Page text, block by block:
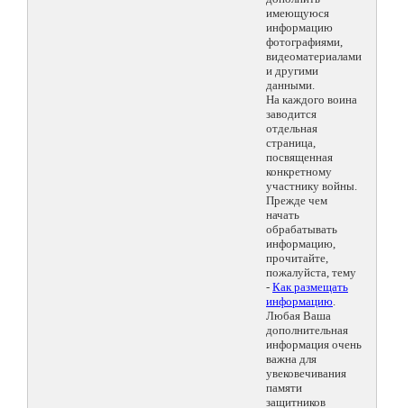
имеющуюся
информацию
фотографиями,
видеоматериалами
и другими
данными.
На каждого воина
заводится
отдельная
страница,
посвященная
конкретному
участнику войны.
Прежде чем
начать
обрабатывать
информацию,
прочитайте,
пожалуйста, тему
- Как размещать
информацию.
Любая Ваша
дополнительная
информация очень
важна для
увековечивания
памяти
защитников